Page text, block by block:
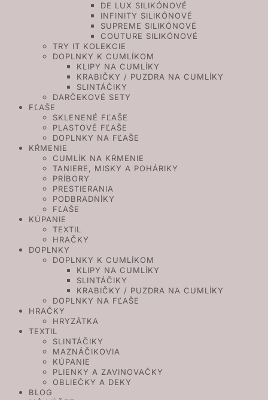
DE LUX SILIKÓNOVÉ
INFINITY SILIKÓNOVÉ
SUPREME SILIKÓNOVÉ
COUTURE SILIKÓNOVÉ
TRY IT KOLEKCIE
DOPLNKY K CUMLÍKOM
KLIPY NA CUMLÍKY
KRABIČKY / PUZDRA NA CUMLÍKY
SLINTÁČIKY
DARČEKOVÉ SETY
FĽAŠE
SKLENENÉ FĽAŠE
PLASTOVÉ FĽAŠE
DOPLNKY NA FĽAŠE
KŔMENIE
CUMLÍK NA KŔMENIE
TANIERE, MISKY A POHÁRIKY
PRÍBORY
PRESTIERANIA
PODBRADNÍKY
FĽAŠE
KÚPANIE
TEXTIL
HRAČKY
DOPLNKY
DOPLNKY K CUMLÍKOM
KLIPY NA CUMLÍKY
SLINTÁČIKY
KRABIČKY / PUZDRA NA CUMLÍKY
DOPLNKY NA FĽAŠE
HRAČKY
HRYZÁTKA
TEXTIL
SLINTÁČIKY
MAZNÁČIKOVIA
KÚPANIE
PLIENKY A ZAVINOVAČKY
OBLIEČKY A DEKY
BLOG